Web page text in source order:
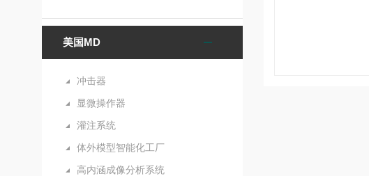
美国MD
冲击器
显微操作器
灌注系统
体外模型智能化工厂
高内涵成像分析系统